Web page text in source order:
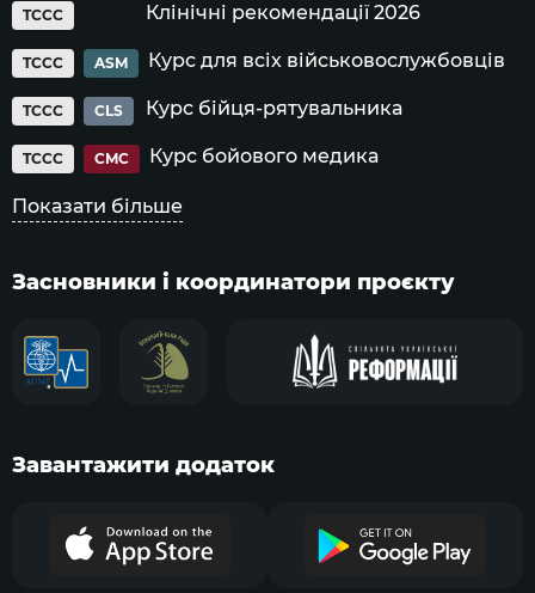
TCCC Клінічні рекомендації 2026
TCCC ASM Курс для всіх військовослужбовців
TCCC CLS Курс бійця-рятувальника
TCCC CMC Курс бойового медика
Показати більше
Засновники і координатори проєкту
Завантажити додаток